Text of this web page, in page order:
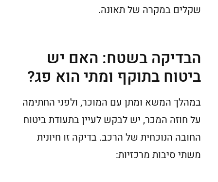
שקלים במקרה של תאונה.
הבדיקה בשטח: האם יש
ביטוח בתוקף ומתי הוא פג?
במהלך המשא ומתן עם המוכר, ולפני החתימה
על חוזה המכר, יש לבקש לעיין בתעודת ביטוח
החובה הנוכחית של הרכב. בדיקה זו חיונית
משתי סיבות מרכזיות: